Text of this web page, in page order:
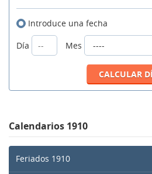
Introduce una fecha
Día
Mes
Calendarios 1910
Feriados 1910